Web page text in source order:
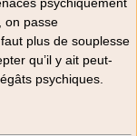
on passe
plus de souplesse
qu’il y ait peut-
psychiques.